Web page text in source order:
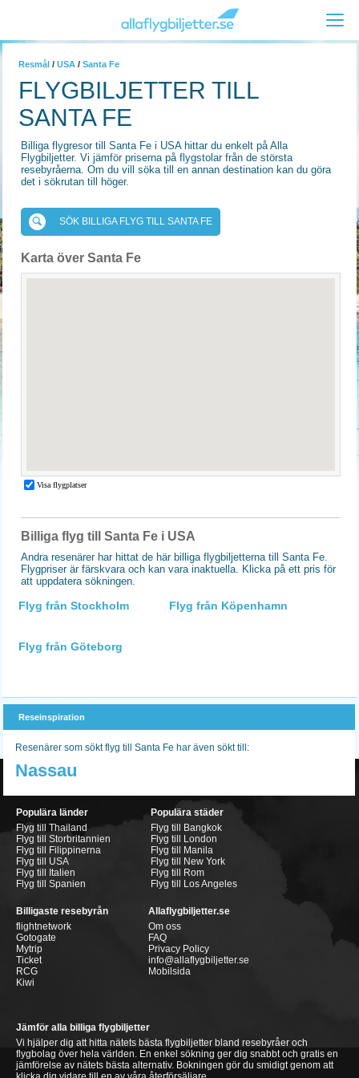
Resmål / USA / Santa Fe
FLYGBILJETTER TILL
SANTA FE
Billiga flygresor till Santa Fe i USA hittar du enkelt på Alla
Flygbiljetter. Vi jämför priserna på flygstolar från de största
resebyråerna. Om du vill söka till en annan destination kan du göra
det i sökrutan till höger.
SÖK BILLIGA FLYG TILL SANTA FE
Karta över Santa Fe
Billiga flyg till Santa Fe i USA
Andra resenärer har hittat de här billiga flygbiljetterna till Santa Fe.
Flygpriser är färskvara och kan vara inaktuella. Klicka på ett pris för
att uppdatera sökningen.
Flyg från Stockholm Flyg från Köpenhamn
Flyg från Göteborg
Reseinspiration
Resenärer som sökt flyg till Santa Fe har även sökt till:
Nassau
Populära länder
Flyg till Thailand
Flyg till Storbritannien
Flyg till Filippinerna
Flyg till USA
Flyg till Italien
Flyg till Spanien
Populära städer
Flyg till Bangkok
Flyg till London
Flyg till Manila
Flyg till New York
Flyg till Rom
Flyg till Los Angeles
Billigaste resebyrån
flightnetwork
Gotogate
Mytrip
Ticket
RCG
Kiwi
Allaflygbiljetter.se
Om oss
FAQ
Privacy Policy
info@allaflygbiljetter.se
Mobilsida
Jämför alla billiga flygbiljetter
Vi hjälper dig att hitta nätets bästa flygbiljetter bland resebyråer och
flygbolag över hela världen. En enkel sökning ger dig snabbt och gratis en
jämförelse av nätets bästa alternativ. Bokningen gör du smidigt genom att